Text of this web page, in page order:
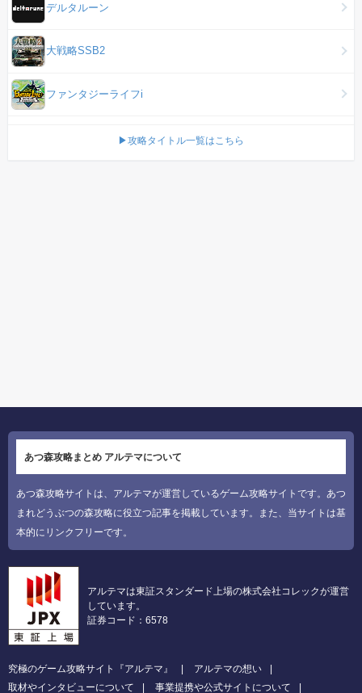
デルタルーン
大戦略SSB2
ファンタジーライフi
▶攻略タイトル一覧はこちら
あつ森攻略まとめ アルテマについて
あつ森攻略サイトは、アルテマが運営しているゲーム攻略サイトです。あつ
まれどうぶつの森攻略に役立つ記事を掲載しています。また、当サイトは基
本的にリンクフリーです。
アルテマは東証スタンダード上場の株式会社コレックが運営
しています。
証券コード：6578
究極のゲーム攻略サイト『アルテマ』
アルテマの想い
取材やインタビューについて
事業提携や公式サイトについて